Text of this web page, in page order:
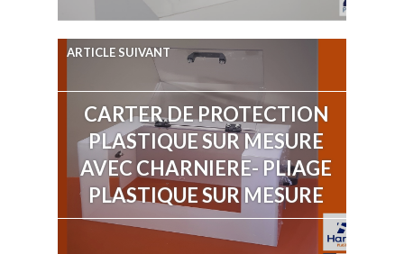
ARTICLE SUIVANT
CARTER DE PROTECTION
PLASTIQUE SUR MESURE
AVEC CHARNIERE- PLIAGE
PLASTIQUE SUR MESURE